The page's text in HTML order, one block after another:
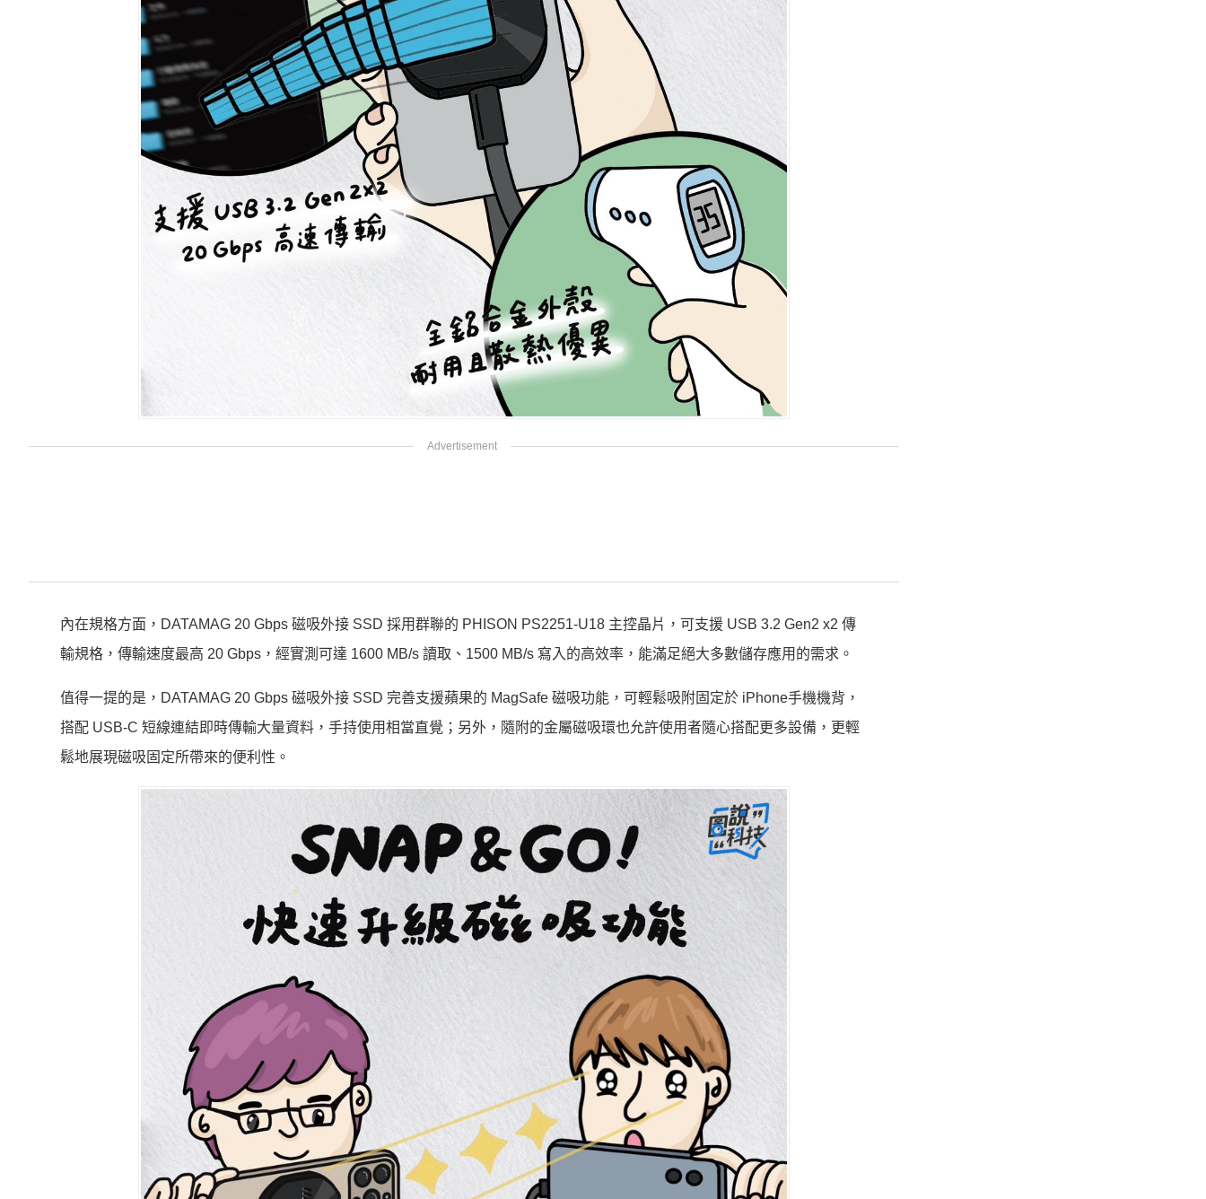
內在規格方面，DATAMAG 20 Gbps 磁吸外接 SSD 採用群聯的 PHISON PS2251-U18 主控晶片，可支援 USB 3.2 Gen2 x2 傳
輸規格，傳輸速度最高 20 Gbps，經實測可達 1600 MB/s 讀取、1500 MB/s 寫入的高效率，能滿足絕大多數儲存應用的需求。
值得一提的是，DATAMAG 20 Gbps 磁吸外接 SSD 完善支援蘋果的 MagSafe 磁吸功能，可輕鬆吸附固定於 iPhone手機機背，
搭配 USB-C 短線連結即時傳輸大量資料，手持使用相當直覺；另外，隨附的金屬磁吸環也允許使用者隨心搭配更多設備，更輕
鬆地展現磁吸固定所帶來的便利性。